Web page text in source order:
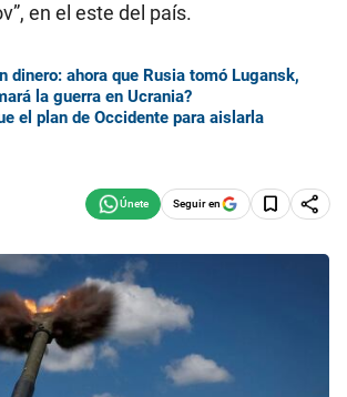
en el este del país.
dinero: ahora que Rusia tomó Lugansk,
la guerra en Ucrania?
el plan de Occidente para aislarla
Seguir en